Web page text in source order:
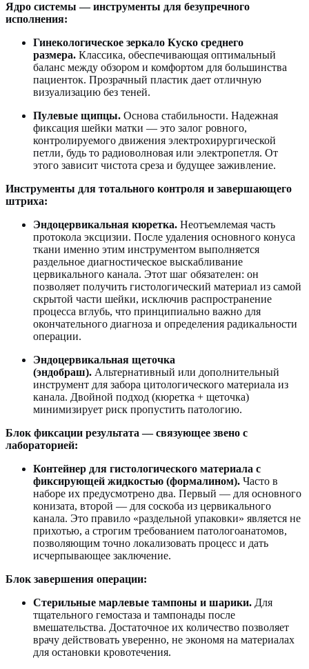
Ядро системы — инструменты для безупречного
исполнения:
Гинекологическое зеркало Куско среднего
размера. Классика, обеспечивающая оптимальный
баланс между обзором и комфортом для большинства
пациенток. Прозрачный пластик дает отличную
визуализацию без теней.
Пулевые щипцы. Основа стабильности. Надежная
фиксация шейки матки — это залог ровного,
контролируемого движения электрохирургической
петли, будь то радиоволновая или электропетля. От
этого зависит чистота среза и будущее заживление.
Инструменты для тотального контроля и завершающего
штриха:
Эндоцервикальная кюретка. Неотъемлемая часть
протокола эксцизии. После удаления основного конуса
ткани именно этим инструментом выполняется
раздельное диагностическое выскабливание
цервикального канала. Этот шаг обязателен: он
позволяет получить гистологический материал из самой
скрытой части шейки, исключив распространение
процесса вглубь, что принципиально важно для
окончательного диагноза и определения радикальности
операции.
Эндоцервикальная щеточка
(эндобраш). Альтернативный или дополнительный
инструмент для забора цитологического материала из
канала. Двойной подход (кюретка + щеточка)
минимизирует риск пропустить патологию.
Блок фиксации результата — связующее звено с
лабораторией:
Контейнер для гистологического материала с
фиксирующей жидкостью (формалином). Часто в
наборе их предусмотрено два. Первый — для основного
конизата, второй — для соскоба из цервикального
канала. Это правило «раздельной упаковки» является не
прихотью, а строгим требованием патологоанатомов,
позволяющим точно локализовать процесс и дать
исчерпывающее заключение.
Блок завершения операции:
Стерильные марлевые тампоны и шарики. Для
тщательного гемостаза и тампонады после
вмешательства. Достаточное их количество позволяет
врачу действовать уверенно, не экономя на материалах
для остановки кровотечения.